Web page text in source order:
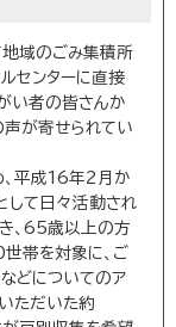
地域のごみ集積所
センターに直接
い者の皆さんか
声が寄せられてい
、平成16年2月か
して日々活動され
、65歳以上の方
帯を対象に、ご
どについてのア
ただいた約